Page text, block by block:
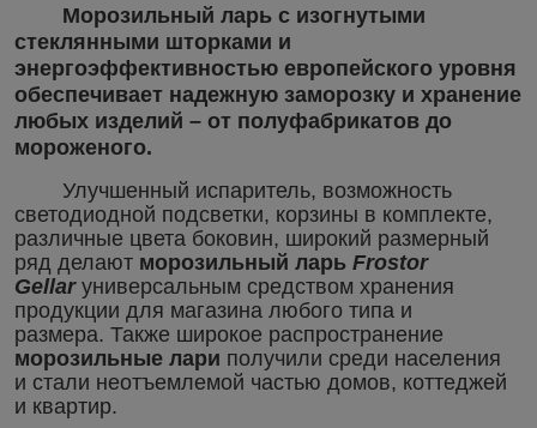
Морозильный ларь с изогнутыми
стеклянными шторками и
энергоэффективностью европейского уровня
обеспечивает надежную заморозку и хранение
любых изделий – от полуфабрикатов до
мороженого.
Улучшенный испаритель, возможность
светодиодной подсветки, корзины в комплекте,
различные цвета боковин, широкий размерный
ряд делают морозильный ларь Frostor
Gеllarуниверсальным средством хранения
продукции для магазина любого типа и
размера. Также широкое распространение
морозильные лари получили среди населения
и стали неотъемлемой частью домов, коттеджей
и квартир.